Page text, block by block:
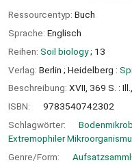
Ressourcentyp: Buch
Sprache: Englisch
Reihen: Soil biology; 13
Verlag: Berlin ; Heidelberg :
Beschreibung: XVII, 369 S. :
ISBN:
9783540742302
Schlagwörter:
Extremophiler
Genre/Form: